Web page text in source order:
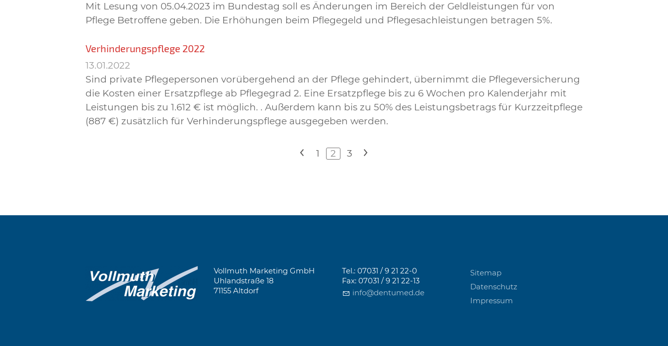
Mit Lesung von 05.04.2023 im Bundestag soll es Änderungen im Bereich der Geldleistungen für von
Pflege Betroffene geben. Die Erhöhungen beim Pflegegeld und Pflegesachleistungen betragen 5%.
Verhinderungspflege 2022
13.01.2022
Sind private Pflegepersonen vorübergehend an der Pflege gehindert, übernimmt die Pflegeversicherung
die Kosten einer Ersatzpflege ab Pflegegrad 2. Eine Ersatzpflege bis zu 6 Wochen pro Kalenderjahr mit
Leistungen bis zu 1.612 € ist möglich. . Außerdem kann bis zu 50% des Leistungsbetrags für Kurzzeitpflege
(887 €) zusätzlich für Verhinderungspflege ausgegeben werden.
< 1 2 3 >
Vollmuth Marketing GmbH
Uhlandstraße 18
71155 Altdorf
Tel.: 07031 / 9 21 22-0
Fax: 07031 / 9 21 22-13
info@dentumed.de
Sitemap
Datenschutz
Impressum